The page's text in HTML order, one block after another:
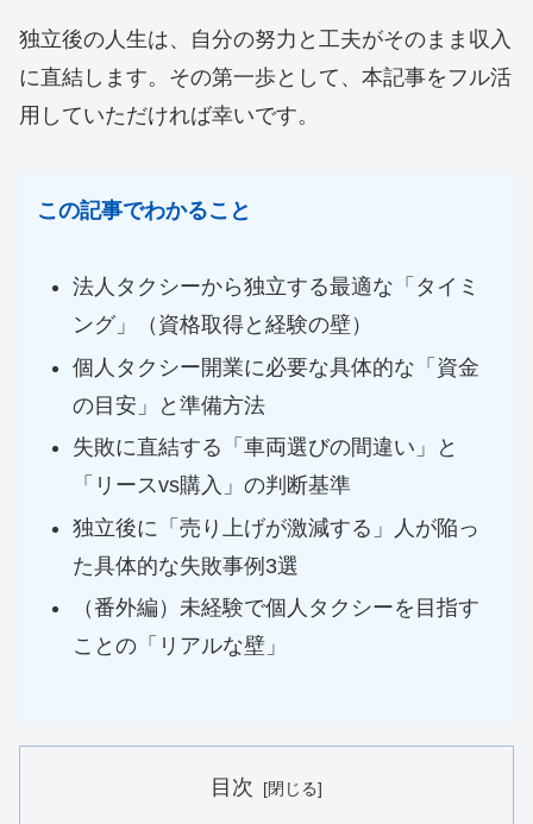
独立後の人生は、自分の努力と工夫がそのまま収入
に直結します。その第一歩として、本記事をフル活
用していただければ幸いです。
この記事でわかること
法人タクシーから独立する最適な「タイミ
ング」（資格取得と経験の壁）
個人タクシー開業に必要な具体的な「資金
の目安」と準備方法
失敗に直結する「車両選びの間違い」と
「リースvs購入」の判断基準
独立後に「売り上げが激減する」人が陥っ
た具体的な失敗事例3選
（番外編）未経験で個人タクシーを目指す
ことの「リアルな壁」
目次